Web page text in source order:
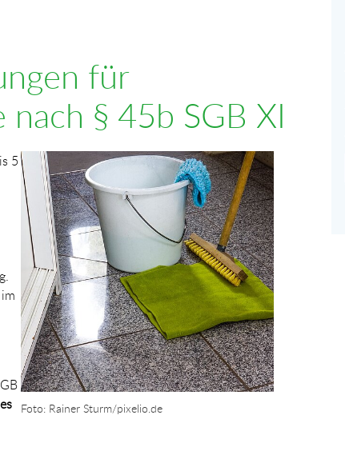
für
§ 45b SGB XI
Show larger version for:
Foto: Rainer Sturm/pixelio.de
5